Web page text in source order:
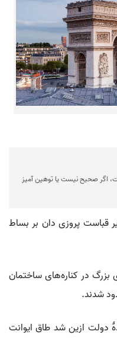
اگر صحیح نیست یا توهین آمیز
پروزی دان بر بساط
در کناره‌های ساختمان
شدند.
ازین شد طاق ایوانت